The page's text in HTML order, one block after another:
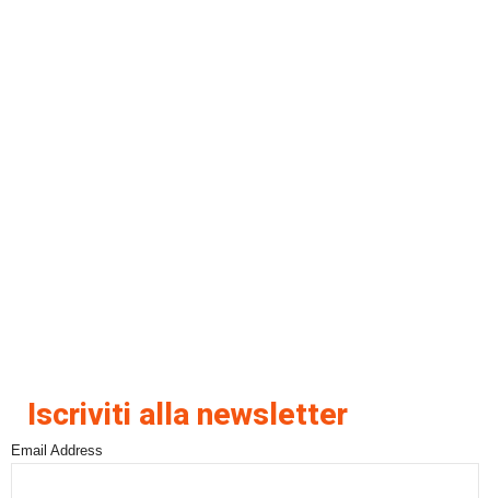
Iscriviti alla newsletter
Email Address